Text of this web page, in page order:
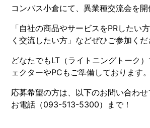
コンパス小倉にて、異業種交流会を開
「自社の商品やサービスをPRしたい
く交流したい方」などぜひご参加くだ
どなたでもLT（ライトニングトーク
ェクターやPCもご準備しております。
応募希望の方は、以下のお問い合わ
お電話（093-513-5300）まで！